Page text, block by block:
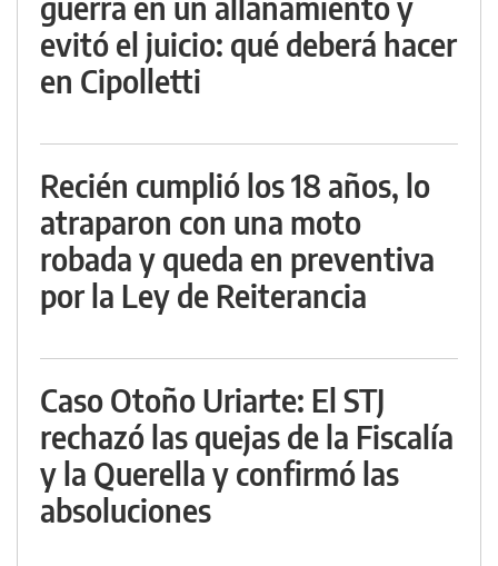
evitó el juicio: qué deberá hacer
en Cipolletti
Recién cumplió los 18 años, lo
atraparon con una moto
robada y queda en preventiva
por la Ley de Reiterancia
Caso Otoño Uriarte: El STJ
rechazó las quejas de la Fiscalía
y la Querella y confirmó las
absoluciones